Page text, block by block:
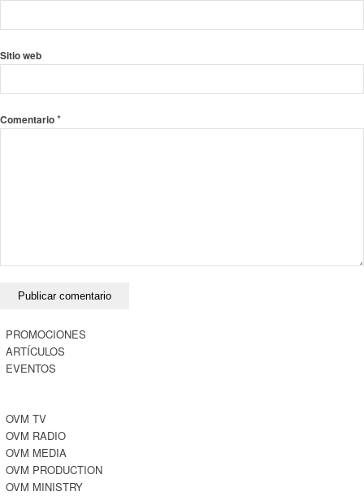
Sitio web
Comentario*
PROMOCIONES
ARTÍCULOS
EVENTOS
OVM TV
OVM RADIO
OVM MEDIA
OVM PRODUCTION
OVM MINISTRY